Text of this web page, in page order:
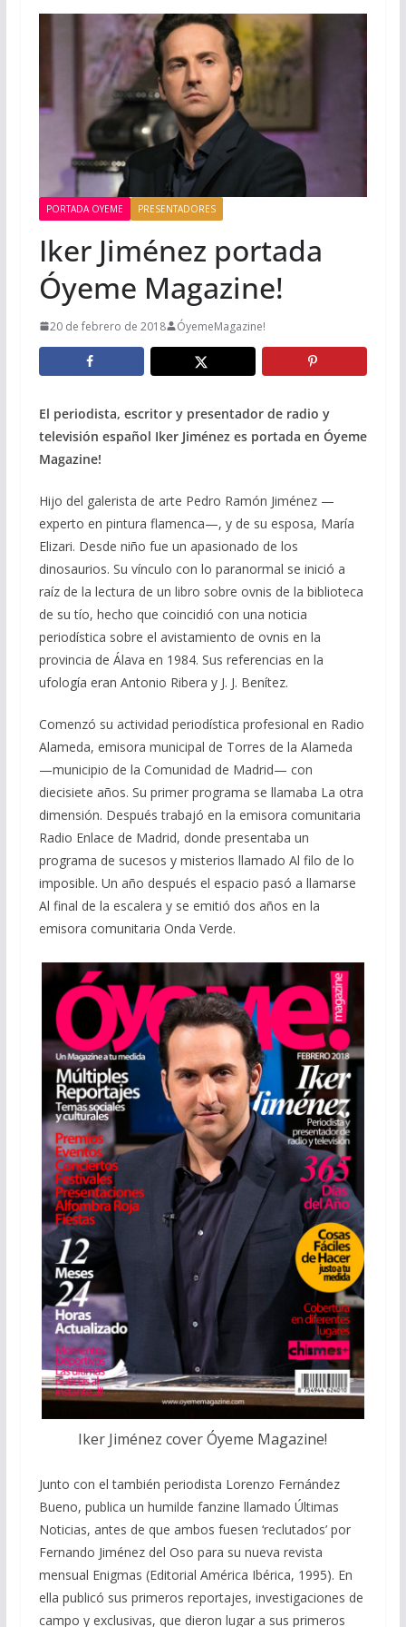
PORTADA OYEME PRESENTADORES
Iker Jiménez portada
Óyeme Magazine!
20 de febrero de 2018 ÓyemeMagazine!
El periodista, escritor y presentador de radio y
televisión español Iker Jiménez es portada en Óyeme
Magazine!
Hijo del galerista de arte Pedro Ramón Jiménez —
experto en pintura flamenca—,​ y de su esposa, María
Elizari.​ Desde niño fue un apasionado de los
dinosaurios. Su vínculo con lo paranormal se inició a
raíz de la lectura de un libro sobre ovnis de la biblioteca
de su tío, hecho que coincidió con una noticia
periodística sobre el avistamiento de ovnis en la
provincia de Álava en 1984. Sus referencias en la
ufología eran Antonio Ribera y J. J. Benítez.
Comenzó su actividad periodística profesional en Radio
Alameda, emisora municipal de Torres de la Alameda
—municipio de la Comunidad de Madrid— con
diecisiete años. Su primer programa se llamaba La otra
dimensión. Después trabajó en la emisora comunitaria
Radio Enlace de Madrid,​ donde presentaba un
programa de sucesos y misterios llamado Al filo de lo
imposible. Un año después el espacio pasó a llamarse
Al final de la escalera y se emitió dos años en la
emisora comunitaria Onda Verde.
Iker Jiménez cover Óyeme Magazine!
Junto con el también periodista Lorenzo Fernández
Bueno, publica un humilde fanzine llamado Últimas
Noticias, antes de que ambos fuesen ‘reclutados’ por
Fernando Jiménez del Oso para su nueva revista
mensual Enigmas (Editorial América Ibérica, 1995). En
ella publicó sus primeros reportajes, investigaciones de
campo y exclusivas, que dieron lugar a sus primeros